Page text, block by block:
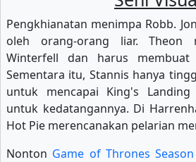
Pengkhianatan menimpa Robb.
oleh orang-orang liar. Theon
Winterfell dan harus membuat
Sementara itu, Stannis hanya
untuk mencapai King's
untuk kedatangannya. Di
Hot Pie merencanakan pelarian
Nonton Game of Thrones